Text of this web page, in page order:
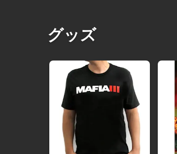
グッズ